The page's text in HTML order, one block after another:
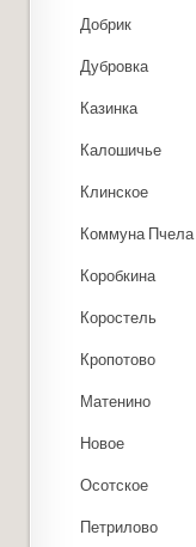
Добрик
Дубровка
Казинка
Калошичье
Клинское
Коммуна Пчела
Коробкина
Коростель
Кропотово
Матенино
Новое
Осотское
Петрилово